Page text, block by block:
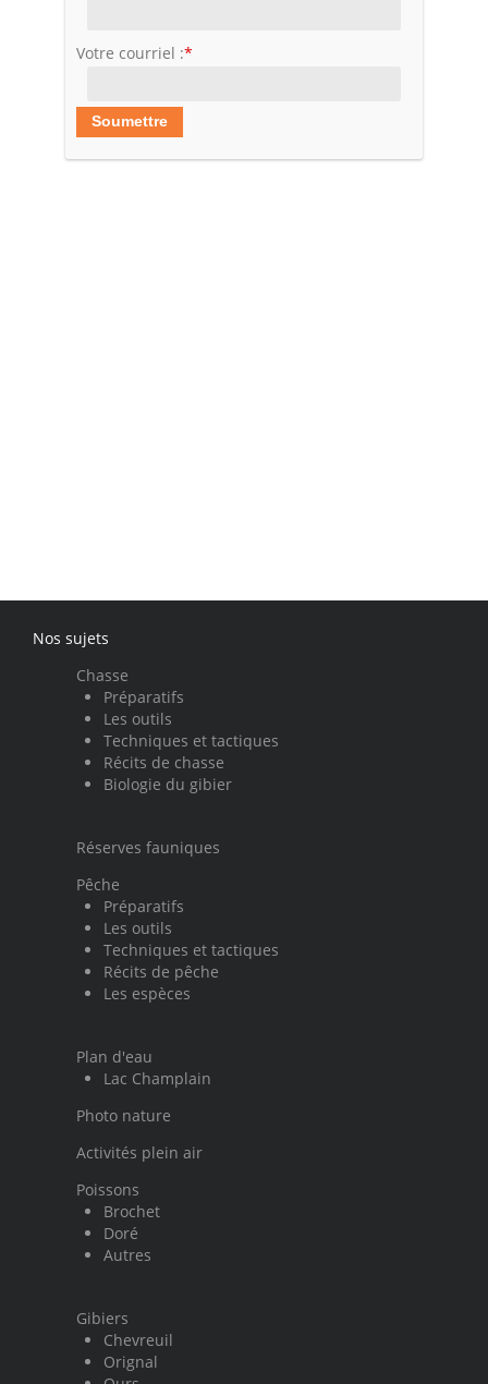
Votre courriel :*
Nos sujets
Chasse
Préparatifs
Les outils
Techniques et tactiques
Récits de chasse
Biologie du gibier
Réserves fauniques
Pêche
Préparatifs
Les outils
Techniques et tactiques
Récits de pêche
Les espèces
Plan d'eau
Lac Champlain
Photo nature
Activités plein air
Poissons
Brochet
Doré
Autres
Gibiers
Chevreuil
Orignal